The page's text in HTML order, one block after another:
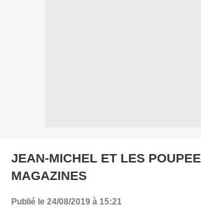
JEAN-MICHEL ET LES
MAGAZINES
Publié le 24/08/2019 à 15:21